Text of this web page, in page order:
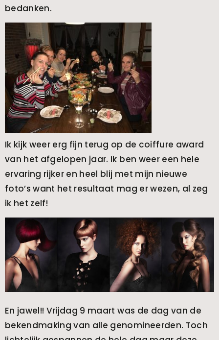
bedanken.
Ik kijk weer erg fijn terug op de coiffure award
van het afgelopen jaar. Ik ben weer een hele
ervaring rijker en heel blij met mijn nieuwe
foto’s want het resultaat mag er wezen, al zeg
ik het zelf!
En jawel!! Vrijdag 9 maart was de dag van de
bekendmaking van alle genomineerden. Toch